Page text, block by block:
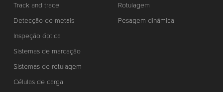
Track and trace
Detecção de metais
Inspeção óptica
Sistemas de marcação
Sistemas de rotulagem
Células de carga
Rotulagem
Pesagem dinâmica